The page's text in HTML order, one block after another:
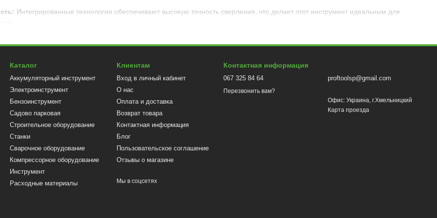
Интегрированные технологии обеспечивают высокую точность сверления, что делает этот инструмент идеальным для
сверлильный станок?
Наш сверлильный станок предназначен для высокопрофессионального использования, позволяя вам уверенно справиться с
сверлильный станок прямо сейчас и получите инструмент, который облегчит ваши строительные и ремонтные работы.
и эффективными с нашим сверлильным станком. Выберите надежность и профессионализм для своих задач!
Каталог
Аккумуляторный инструмент
Электроинструмент
Бензоинструмент
Садово парковая
Строительное оборудование
Станки
Сварочное оборудование
Компрессорное оборудование
Инструмент
Расходные материалы
Клиентам
Вход в личный кабинет
О нас
Оплата и доставка
Возврат товара
Контактная информация
Блог
Пользовательское соглашение
Отзывы о магазине
Мы в соцсетях
Контактная информация
067 325 84 64
Перезвонить вам?
proftoolsp@gmail.com
Офис: Украина, г.Хмельницкий
Карта проезда